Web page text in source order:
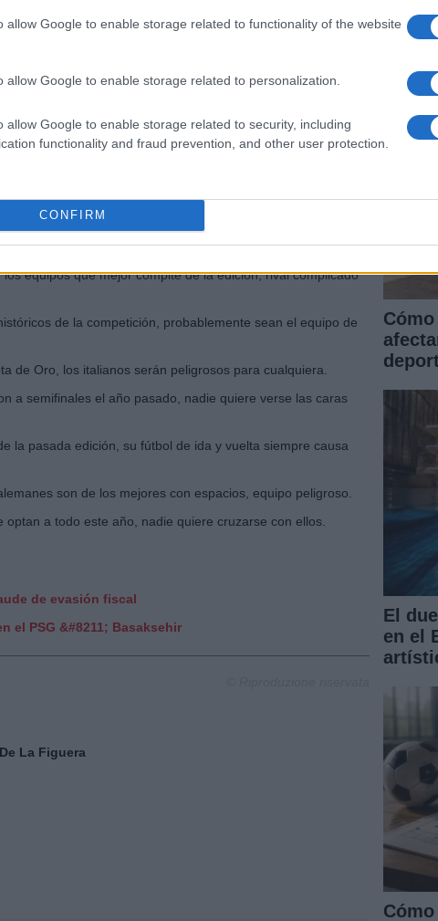
allow Google to enable storage related to functionality of the website
allow Google to enable storage related to personalization.
allow Google to enable storage related to security, including
functionality and fraud prevention, and other user protection.
CONFIRM
a todo esta temporada.
es uno de los máximos favoritos para volver a ganar el
ya que arriba son imparables con la dupla Neymar y
como segundos de grupo, el equipo de Messi siempre opta al
equipos que mejor compite de la edición, rival complicado
de la competición, probablemente sean el equipo de
de Oro, los italianos serán peligrosos para cualquiera.
a semifinales el año pasado, nadie quiere verse las caras
la pasada edición, su fútbol de ida y vuelta siempre causa
son de los mejores con espacios, equipo peligroso.
optan a todo este año, nadie quiere cruzarse con ellos.
de evasión fiscal
el PSG &#8211; Basaksehir
La Figuera
VAR
El
en el